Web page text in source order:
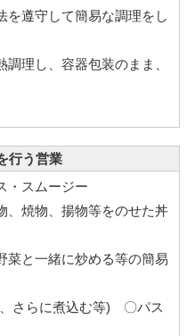
を遵守して簡易な調理をし
理し、容器包装のまま、
行う営業
スムージー
物、揚物等をのせた丼
菜と一緒に炒める等の簡易
さらに煮込む等) 〇パス